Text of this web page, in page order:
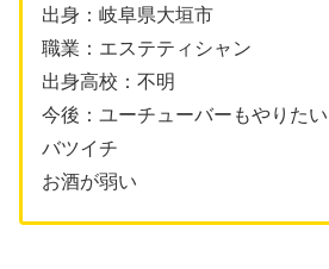
出身：岐阜県大垣市
職業：エステティシャン
出身高校：不明
今後：ユーチューバーもやりたい
バツイチ
お酒が弱い